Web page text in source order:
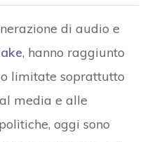
di audio e
, hanno raggiunto
limitate soprattutto
media e alle
oggi sono